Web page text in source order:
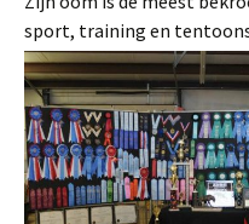
sport, training en